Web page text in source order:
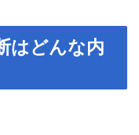
はどんな内